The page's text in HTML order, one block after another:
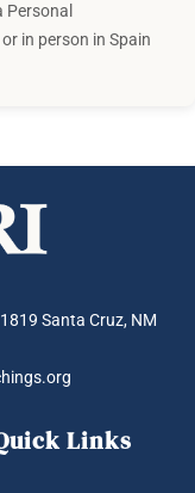
Personal
in person in Spain
Santa Cruz, NM
Links